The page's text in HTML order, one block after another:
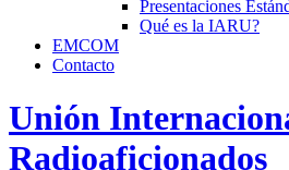
Presentaciones
Qué es la IARU?
EMCOM
Contacto
Unión
Radioaficionados